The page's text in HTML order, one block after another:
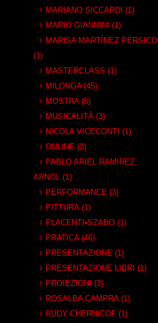
MARIANO SICCARDI (1)
MARIO GIANNINI (1)
MARISA MARTÍNEZ PÉRSICO
(1)
MASTERCLASS (1)
MILONGA (45)
MOSTRA (5)
MUSICALITÀ (3)
NICOLA VICECONTI (1)
ONLINE (3)
PABLO ARIEL RAMIREZ
ARNOL (1)
PERFORMANCE (3)
PITTURA (1)
PLACENTI•SZABO (1)
PRATICA (46)
PRESENTAZIONE (1)
PRESENTAZIONE LIBRI (1)
PROIEZIONI (3)
ROSALBA CAMPRA (1)
RUDY CHERNICOF (1)